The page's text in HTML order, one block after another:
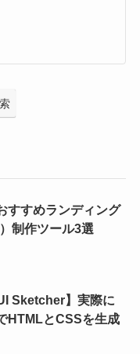
すすめランディング
制作ツール3選
Sketcher】実際に
HTMLとCSSを生成